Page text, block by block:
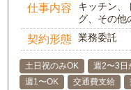
仕事内容
キッチン、
グ、その他
契約形態 業務委託
土日祝のみOK 週2〜3日
週1〜OK
交通費支給